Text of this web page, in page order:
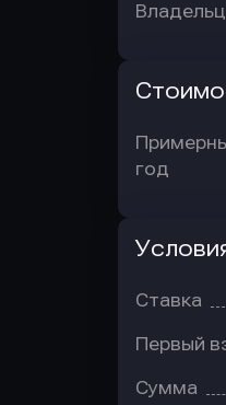
год
Ставка
Первый
Сумма